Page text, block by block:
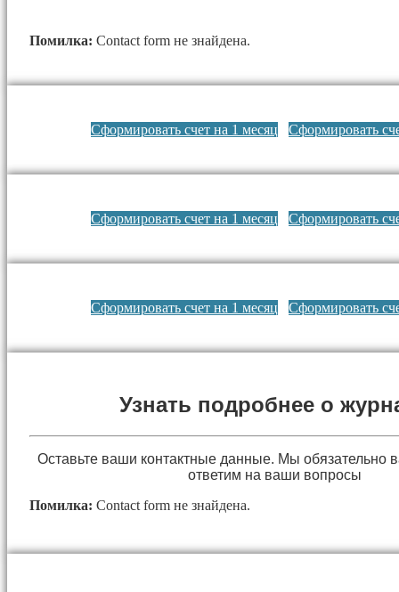
Помилка: Contact form не знайдена.
Сформировать счет на 1 месяц Сформировать
Сформировать счет на 1 месяц Сформировать
Сформировать счет на 1 месяц Сформировать
Узнать подробнее о
Оставьте ваши контактные данные. Мы обязательно
ответим на ваши вопросы
Помилка: Contact form не знайдена.